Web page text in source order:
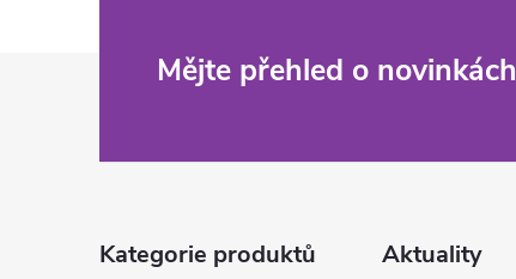
Mějte přehled o novinkách
Kategorie produktů Aktuality